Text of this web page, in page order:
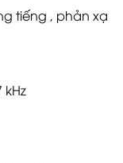
tiếng , phản xạ
kHz